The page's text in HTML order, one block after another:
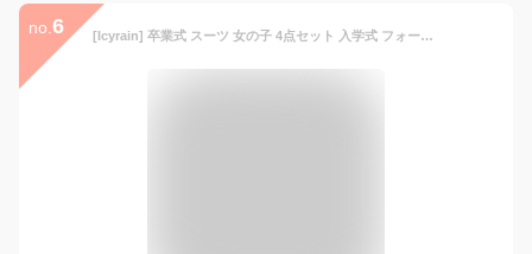
no. 6 [Icyrain] 卒業式 スーツ 女の子 4点セット 入学式 フォーマルスーツ 150 160 韓国 制服 中高生 高校生 入学準備 結婚式 お受験 発表会 冠婚葬祭 (150, グレー)